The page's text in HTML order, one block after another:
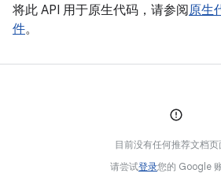
将此 API 用于原生代码，请参阅原生
件。
目前没有任何推荐文档页
请尝试登录您的 Google 账